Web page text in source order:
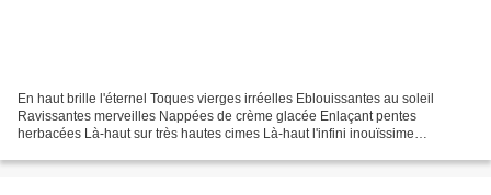
En haut brille l'éternel Toques vierges irréelles Eblouissantes au soleil
Ravissantes merveilles Nappées de crème glacée Enlaçant pentes
herbacées Là-haut sur très hautes cimes Là-haut l'infini inouïssime